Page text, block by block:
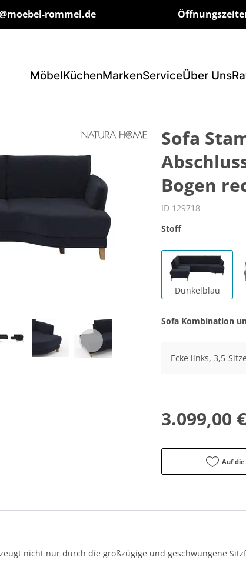
rommel.de
MöbelKüchenMarkenServiceÜber Uns
Sofa
Bogen
ID 129718
Stoff
Dunkelblau
Sofa Kombination
Ecke links, 3,5-
3.099,00
Auf die
nicht nur durch die großzügige und geschwungene